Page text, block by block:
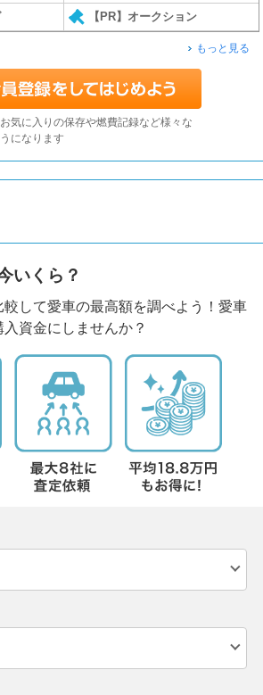
【PR】オークション
もっと見る
気に入りの保存や燃費記録など様々な
になります
いくら？
して愛車の最高額を調べよう！愛車
資金にしませんか？